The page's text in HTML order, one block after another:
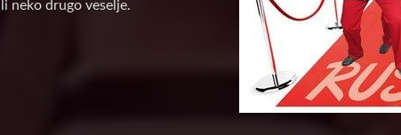
neko drugo veselje.